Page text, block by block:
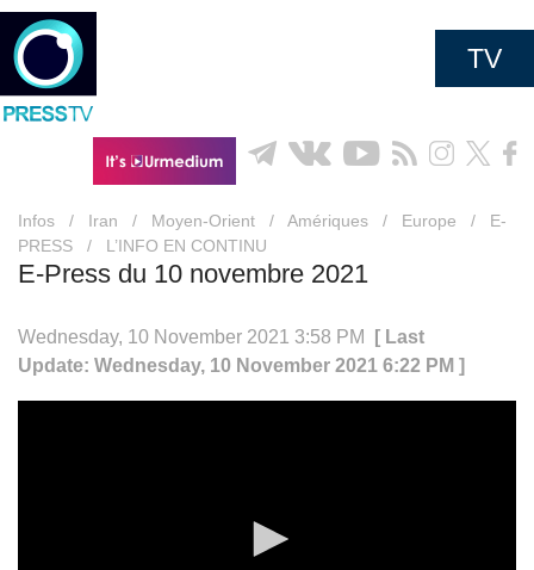
TV
Infos / Iran / Moyen-Orient / Amériques / Europe /
E-
PRESS
/ L’INFO EN CONTINU
E-Press du 10 novembre 2021
Wednesday, 10 November 2021 3:58 PM
[ Last
Update: Wednesday, 10 November 2021 6:22 PM ]